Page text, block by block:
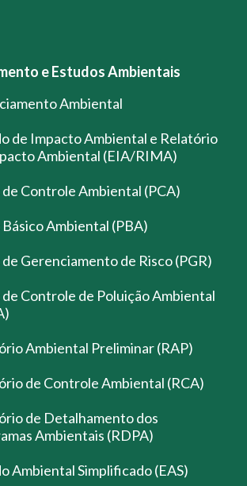
e Estudos Ambientais
Ambiental
de Impacto Ambiental e Relatório
Ambiental (EIA/RIMA)
de Controle Ambiental (PCA)
Básico Ambiental (PBA)
de Gerenciamento de Risco (PGR)
de Controle de Poluição Ambiental
Ambiental Preliminar (RAP)
de Controle Ambiental (RCA)
de Detalhamento dos
Ambientais (RDPA)
Ambiental Simplificado (EAS)